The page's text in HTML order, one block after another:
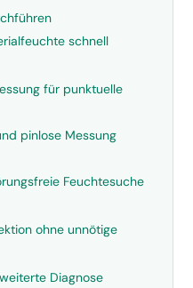
schnell
für punktuelle
pinlose Messung
Feuchtesuche
ohne unnötige
Diagnose